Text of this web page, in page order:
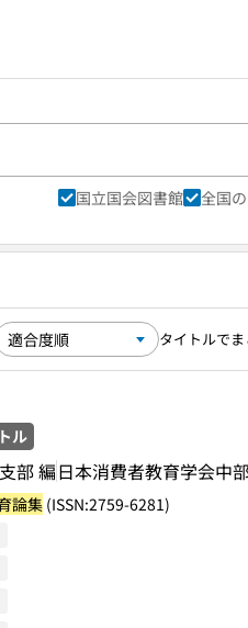
国立国会図書館 全国
タイトルでま
ル
部 編日本消費者教育学会中
論集(ISSN:2759-6281)